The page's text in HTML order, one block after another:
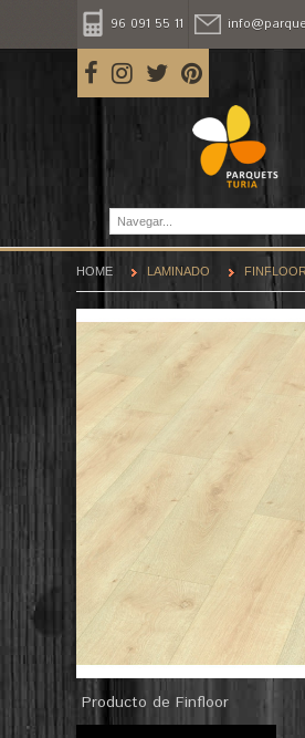
96 091 55 11
Navegar...
HOME LAMINADO FINFLOOR
Producto de Finfloor